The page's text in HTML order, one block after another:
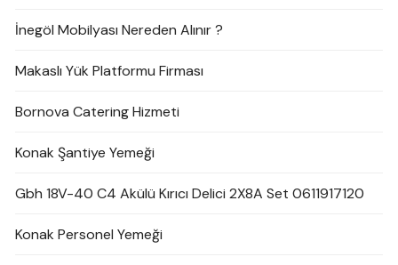
İnegöl Mobilyası Nereden Alınır ?
Makaslı Yük Platformu Firması
Bornova Catering Hizmeti
Konak Şantiye Yemeği
Gbh 18V-40 C4 Akülü Kırıcı Delici 2X8A Set 0611917120
Konak Personel Yemeği